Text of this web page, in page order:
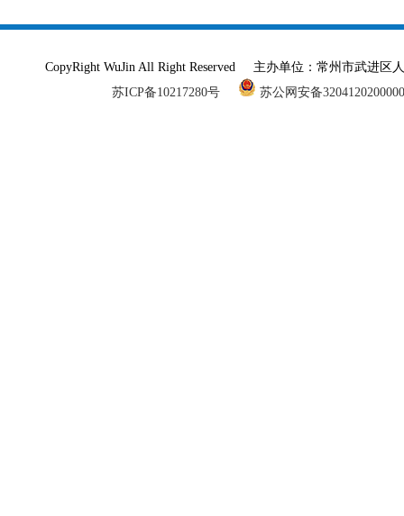
CopyRight WuJin All Right Reserved 主办单位：常州市武进
苏ICP备10217280号
苏公网安备